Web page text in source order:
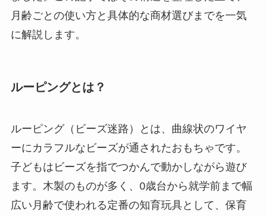
月齢ごとの使い方と具体的な商材選びまでを一気
に解説します。
ルーピングとは？
ルーピング（ビーズ迷路）とは、曲線状のワイヤ
ーにカラフルなビーズが通されたおもちゃです。
子どもはビーズを指でつかんで動かしながら遊び
ます。木製のものが多く、0歳台から就学前まで幅
広い月齢で使われる定番の知育玩具として、保育